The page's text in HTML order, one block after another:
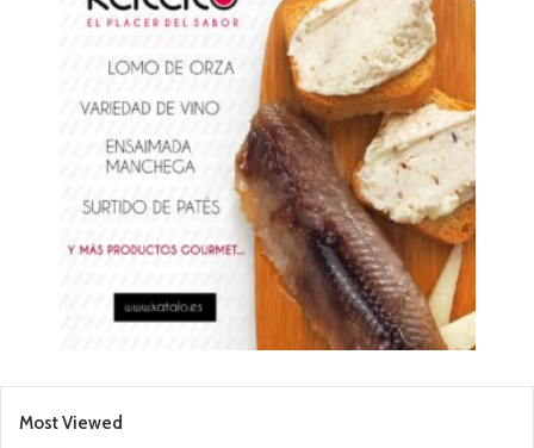
Most Viewed